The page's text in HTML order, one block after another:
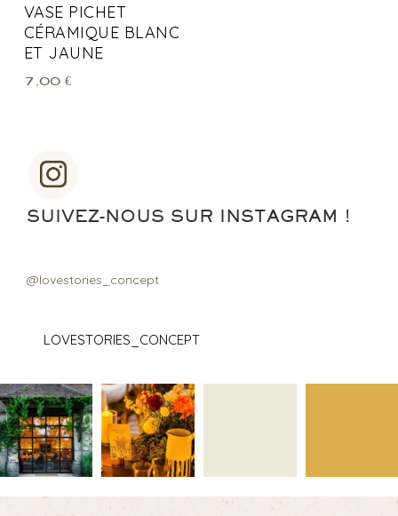
VASE PICHET
CÉRAMIQUE BLANC
ET JAUNE
7,00 €
SUIVEZ-NOUS SUR INSTAGRAM !
@lovestories_concept
LOVESTORIES_CONCEPT